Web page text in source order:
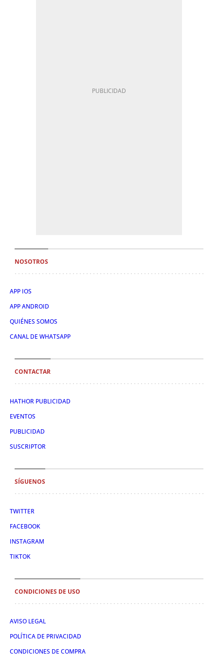
NOSOTROS
APP IOS
APP ANDROID
QUIÉNES SOMOS
CANAL DE WHATSAPP
CONTACTAR
HATHOR PUBLICIDAD
EVENTOS
PUBLICIDAD
SUSCRIPTOR
SÍGUENOS
TWITTER
FACEBOOK
INSTAGRAM
TIKTOK
CONDICIONES DE USO
AVISO LEGAL
POLÍTICA DE PRIVACIDAD
CONDICIONES DE COMPRA